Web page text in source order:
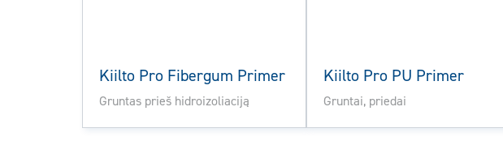
Kiilto Pro Fibergum Primer
Gruntas prieš hidroizoliaciją
Kiilto Pro PU Primer
Gruntai, priedai